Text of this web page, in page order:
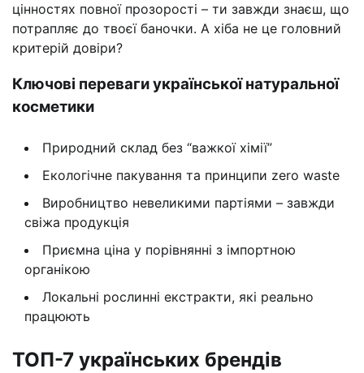
цінностях повної прозорості – ти завжди знаєш, що
потрапляє до твоєї баночки. А хіба не це головний
критерій довіри?
Ключові переваги української натуральної
косметики
Природний склад без “важкої хімії”
Екологічне пакування та принципи zero waste
Виробництво невеликими партіями – завжди
свіжа продукція
Приємна ціна у порівнянні з імпортною
органікою
Локальні рослинні екстракти, які реально
працюють
ТОП-7 українських брендів